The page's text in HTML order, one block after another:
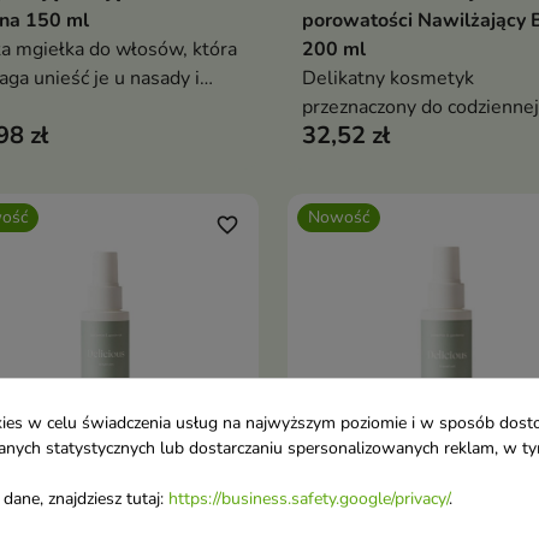
150 ml
mgiełka do włosów, która
unieść je u nasady i
obciążenia.
zł
porowatości Nawilżający
200 ml
Delikatny kosmetyk
przeznaczony do codziennej
pielęgnacji włosów
32,52 zł
favorite_border Nowość
w celu świadczenia usług na najwyższym poziomie i w sposób
statystycznych lub dostarczaniu spersonalizowanych reklam, w
znajdziesz tutaj: https://business.safety.google/privacy/.